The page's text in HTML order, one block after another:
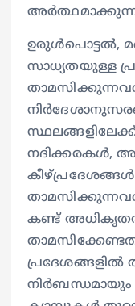
ഉരുൾപൊട്ടൽ,
സാധ്യതയുള്ള
നദിക്കരകൾ,
കണ്ട്
പ്രദേശങ്ങളിൽ